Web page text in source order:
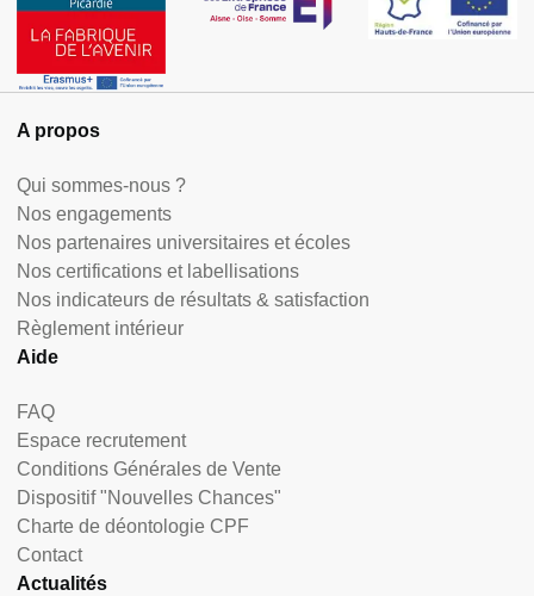
A propos
Qui sommes-nous ?
Nos engagements
Nos partenaires universitaires et écoles
Nos certifications et labellisations
Nos indicateurs de résultats & satisfaction
Règlement intérieur
Aide
FAQ
Espace recrutement
Conditions Générales de Vente
Dispositif "Nouvelles Chances"
Charte de déontologie CPF
Contact
Actualités